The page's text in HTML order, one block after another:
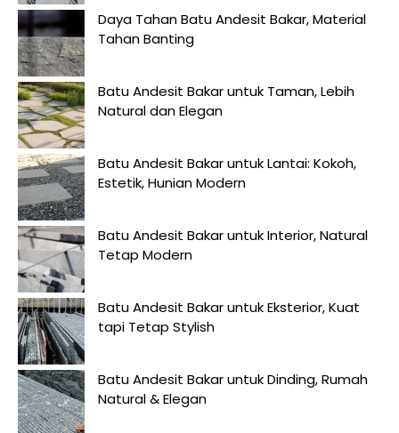
Daya Tahan Batu Andesit Bakar, Material
Tahan Banting
Batu Andesit Bakar untuk Taman, Lebih
Natural dan Elegan
Batu Andesit Bakar untuk Lantai: Kokoh,
Estetik, Hunian Modern
Batu Andesit Bakar untuk Interior, Natural
Tetap Modern
Batu Andesit Bakar untuk Eksterior, Kuat
tapi Tetap Stylish
Batu Andesit Bakar untuk Dinding, Rumah
Natural & Elegan